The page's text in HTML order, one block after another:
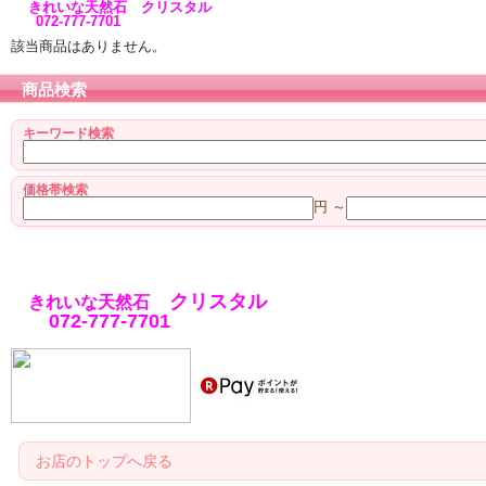
きれいな天然石 クリスタル
072-777-7701
該当商品はありません。
商品検索
キーワード検索
価格帯検索
円 ～
きれいな天然石
クリスタル
072-777-7701
お店のトップへ戻る